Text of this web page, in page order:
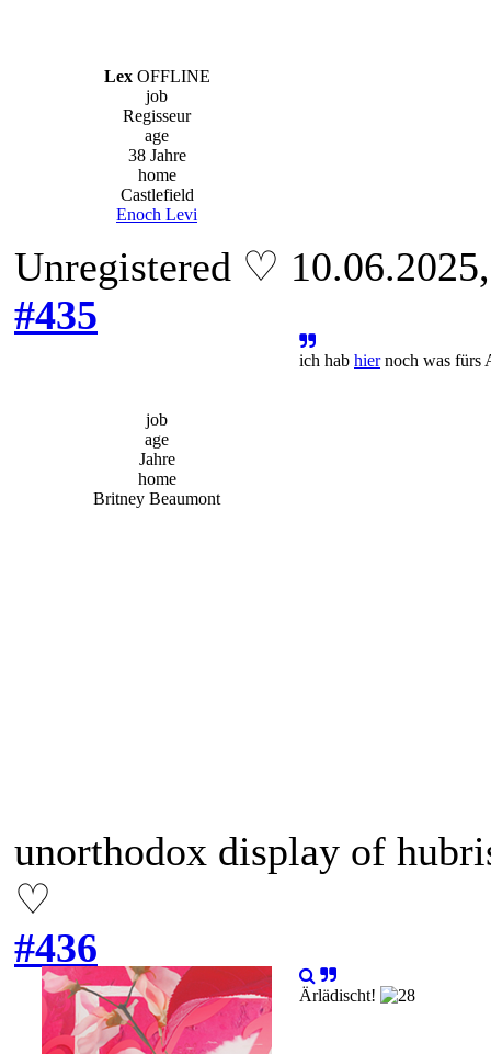
LexOFFLINE
job
Regisseur
age
38 Jahre
home
Castlefield
Enoch Levi
Unregistered ♡
#435
job
age
Jahre
home
Britney Beaumont
ich hab hiernoch was fürs
unorthodox display of
♡
#436
Ärlädischt!